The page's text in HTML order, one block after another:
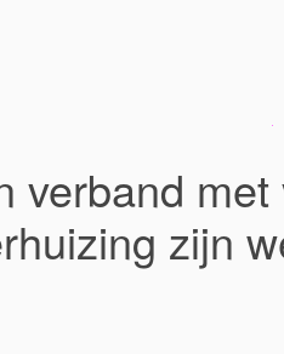
verband
zijn